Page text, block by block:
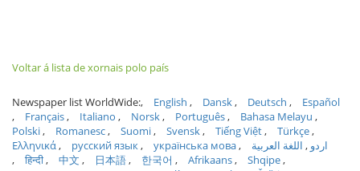
Voltar á lista de xornais polo país
Newspaper list WorldWide: English Dansk Deutsch
Español
Français
Italiano Norsk Português
Bahasa Melayu
Polski
Romanesc Suomi Svensk Tiếng Việt
Türkçe
Ελληνικά
русский язык українська мова اردو
اللغة العربية
हिन्दी
中文 日本語 한국어 Afrikaans
Shqipe